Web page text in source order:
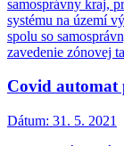
samosprávny kraj,
systému na území
spolu so
zavedenie zónovej
Covid automat
Dátum: 31. 5. 2021